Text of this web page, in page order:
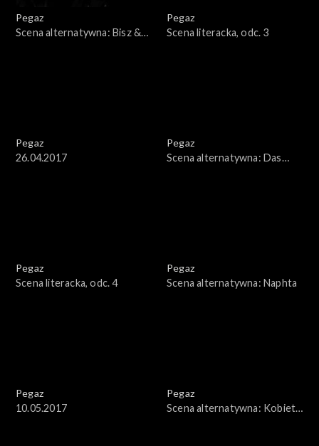
Pegaz
Scena alternatywna: Bisz &
Pegaz
Scena literacka, odc. 3
Pegaz
26.04.2017
Pegaz
Scena alternatywna: Das
Pegaz
Scena literacka, odc. 4
Pegaz
Scena alternatywna: Naphta
Pegaz
10.05.2017
Pegaz
Scena alternatywna: Kobieta